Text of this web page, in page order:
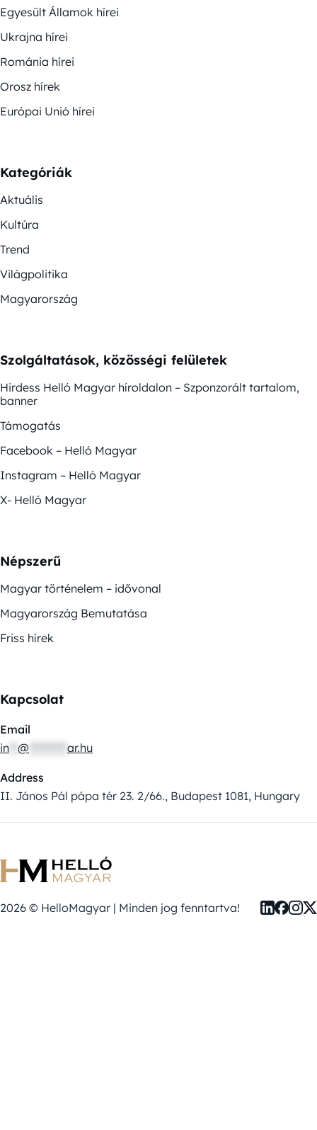
Egyesült Államok hírei
Ukrajna hírei
Románia hírei
Orosz hírek
Európai Unió hírei
Kategóriák
Aktuális
Kultúra
Trend
Világpolitika
Magyarország
Szolgáltatások, közösségi felületek
Hirdess Helló Magyar híroldalon – Szponzorált tartalom,
banner
Támogatás
Facebook – Helló Magyar
Instagram – Helló Magyar
X- Helló Magyar
Népszerű
Magyar történelem – idővonal
Magyarország Bemutatása
Friss hírek
Kapcsolat
Email
in @ ar.hu
Address
II. János Pál pápa tér 23. 2/66., Budapest 1081, Hungary
2026 © HelloMagyar | Minden jog fenntartva!